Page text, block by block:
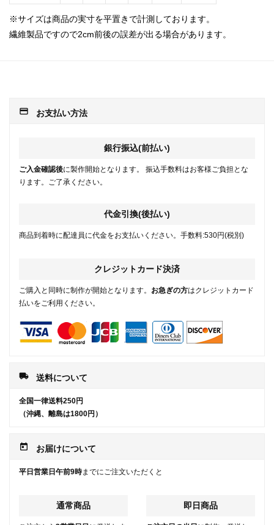
※サイズは商品の実寸を平置きで計測しております。
繊維製品ですので2cm前後の誤差が出る場合があります。
payment お支払い方法
銀行振込(前払い)
ご入金確認後に製作開始となります。 振込手数料はお客様ご負担とな
ります。ご了承ください。
代金引換(後払い)
商品到着時に配達員に代金をお支払いください。手数料:530円(税別)
クレジットカード決済
ご購入と同時に制作が開始となります。 お急ぎの方はクレジットカード
払いをご利用ください。
local_shipping 送料について
全国一律送料250円
（沖縄、離島は1800円）
today お届けについて
平日営業日午前9時までにご注文いただくと
通常商品 即日商品